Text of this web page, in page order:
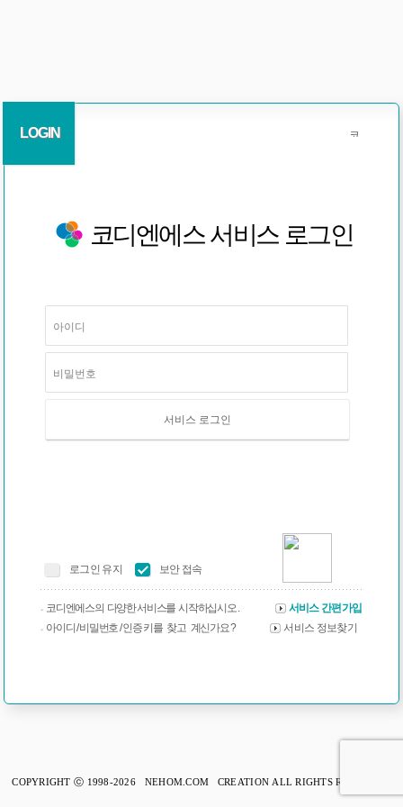
LOGIN
코디엔에스 서비스 로그인
서비스 로그인
로그인 유지 보안 접속
코디엔에스의 다양한 서비스를 시작하십시오 .
서비스 간편가입
아이디 / 비밀번호 / 인증 키를 찾고 계신가요 ?
서비스 정보찾기
COPYRIGHT ⓒ 1998-2026 NEHOM.COM CREATION ALL RIGHTS RESERVED.